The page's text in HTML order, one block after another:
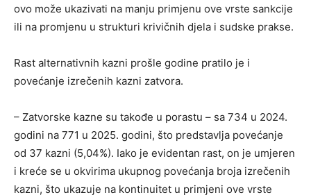
ovo može ukazivati na manju primjenu ove vrste sankcije
ili na promjenu u strukturi krivičnih djela i sudske prakse.
Rast alternativnih kazni prošle godine pratilo je i
povećanje izrečenih kazni zatvora.
– Zatvorske kazne su takođe u porastu – sa 734 u 2024.
godini na 771 u 2025. godini, što predstavlja povećanje
od 37 kazni (5,04%). Iako je evidentan rast, on je umjeren
i kreće se u okvirima ukupnog povećanja broja izrečenih
kazni, što ukazuje na kontinuitet u primjeni ove vrste